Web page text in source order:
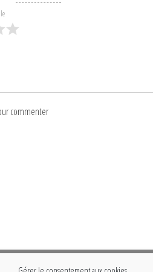
commenter